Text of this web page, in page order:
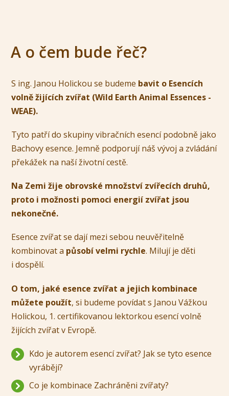
A o čem bude řeč?
S ing. Janou Holickou se budeme bavit o Esencích
volně žijících zvířat (Wild Earth Animal Essences -
WEAE).
Tyto patří do skupiny vibračních esencí podobně jako
Bachovy esence. Jemně podporují náš vývoj a zvládání
překážek na naší životní cestě.
Na Zemi žije obrovské množství zvířecích druhů,
proto i možnosti pomoci energií zvířat jsou
nekonečné.
Esence zvířat se dají mezi sebou neuvěřitelně
kombinovat a působí velmi rychle. Milují je děti
i dospělí.
O tom, jaké esence zvířat a jejich kombinace
můžete použít, si budeme povídat s Janou Vážkou
Holickou, 1. certifikovanou lektorkou esencí volně
žijících zvířat v Evropě.
Kdo je autorem esencí zvířat? Jak se tyto esence
vyrábějí?
Co je kombinace Zachráněni zvířaty?